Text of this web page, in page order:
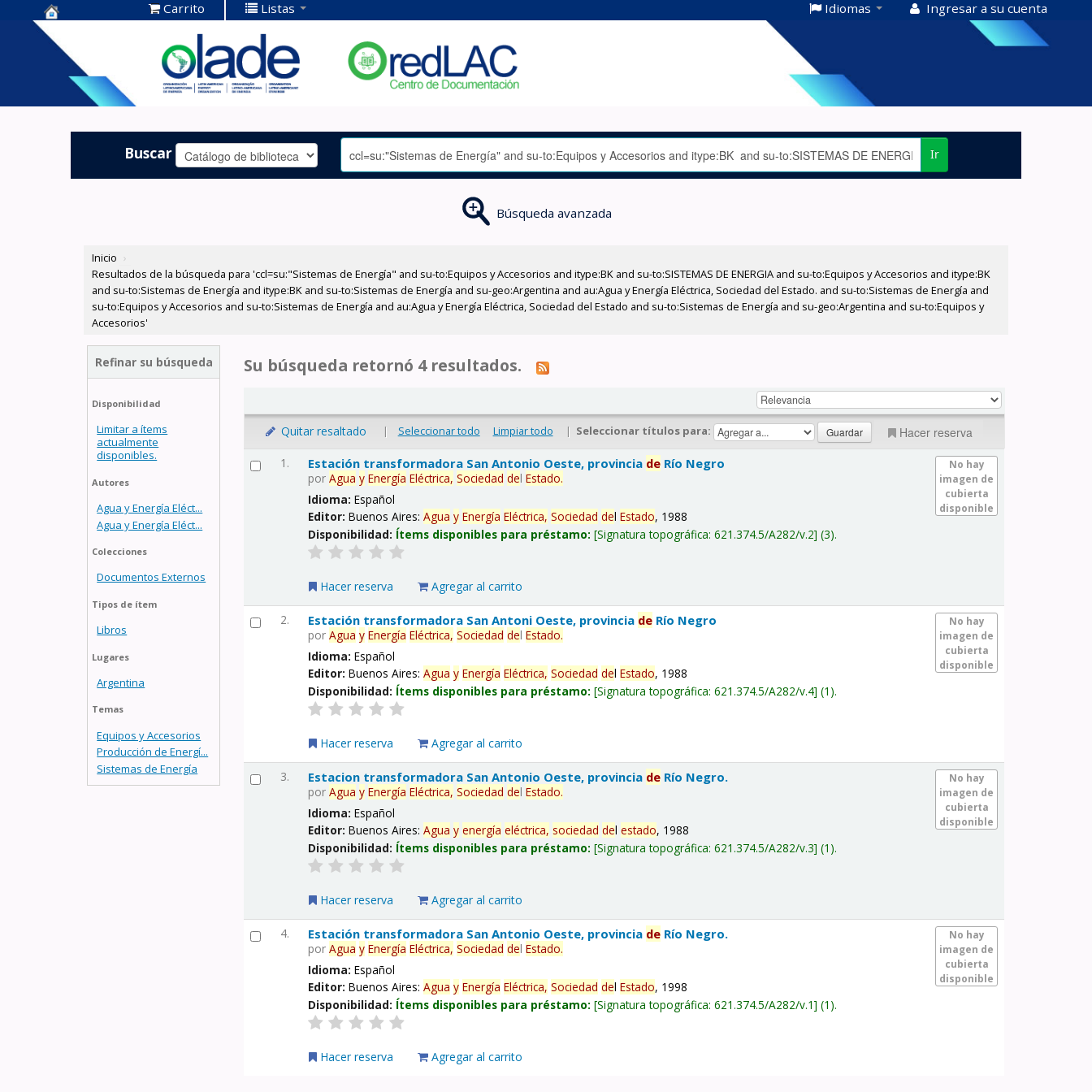
Centro de
Documentación
OLADE -
Carrito Listas Idiomas Ingresar a su cuenta
Buscar Ir
Búsqueda avanzada
Inicio ›
Resultados de la búsqueda para 'ccl=su:"Sistemas de Energía" and su-to:Equipos y Accesorios and itype:BK and su-to:SISTEMAS DE ENERGIA and su-to:Equipos y Accesorios and itype:BK
and su-to:Sistemas de Energía and itype:BK and su-to:Sistemas de Energía and su-geo:Argentina and au:Agua y Energía Eléctrica, Sociedad del Estado. and su-to:Sistemas de Energía and
su-to:Equipos y Accesorios and su-to:Sistemas de Energía and au:Agua y Energía Eléctrica, Sociedad del Estado and su-to:Sistemas de Energía and su-geo:Argentina and su-to:Equipos y
Accesorios'
Refinar su búsqueda
Disponibilidad
Limitar a ítems
actualmente
disponibles.
Autores
Agua y Energía Eléct...
Agua y Energía Eléct...
Colecciones
Documentos Externos
Tipos de ítem
Libros
Lugares
Argentina
Temas
Equipos y Accesorios
Producción de Energí...
Sistemas de Energía
Su búsqueda retornó 4 resultados.
Quitar resaltado | Seleccionar todo Limpiar todo | Seleccionar títulos para: Hacer reserva
1.
No hay
imagen de
cubierta
disponible
Estación transformadora San Antonio Oeste, provincia de Río Negro
porAgua y Energía Eléctrica, Sociedad delEstado.
Idioma:Español
Editor:Buenos Aires:Agua y Energía Eléctrica, Sociedad delEstado, 1988
Disponibilidad: Ítems disponibles para préstamo: Signatura topográfica:621.374.5/A282/v.2 (3).
Hacer reserva Agregar al carrito
2.
No hay
imagen de
cubierta
disponible
Estación transformadora San Antoni Oeste, provincia de Río Negro
porAgua y Energía Eléctrica, Sociedad delEstado.
Idioma:Español
Editor:Buenos Aires:Agua y Energía Eléctrica, Sociedad delEstado, 1988
Disponibilidad: Ítems disponibles para préstamo: Signatura topográfica:621.374.5/A282/v.4 (1).
Hacer reserva Agregar al carrito
3.
No hay
imagen de
cubierta
disponible
Estacion transformadora San Antonio Oeste, provincia de Río Negro.
porAgua y Energía Eléctrica, Sociedad delEstado.
Idioma:Español
Editor:Buenos Aires:Agua y energía eléctrica, sociedad delestado, 1988
Disponibilidad: Ítems disponibles para préstamo: Signatura topográfica:621.374.5/A282/v.3 (1).
Hacer reserva Agregar al carrito
4.
No hay
imagen de
cubierta
disponible
Estación transformadora San Antonio Oeste, provincia de Río Negro.
porAgua y Energía Eléctrica, Sociedad delEstado.
Idioma:Español
Editor:Buenos Aires:Agua y Energía Eléctrica, Sociedad delEstado, 1998
Disponibilidad: Ítems disponibles para préstamo: Signatura topográfica:621.374.5/A282/v.1 (1).
Hacer reserva Agregar al carrito